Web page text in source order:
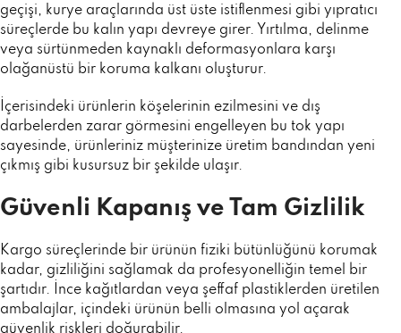
geçişi, kurye araçlarında üst üste istiflenmesi gibi yıpratıcı
süreçlerde bu kalın yapı devreye girer. Yırtılma, delinme
veya sürtünmeden kaynaklı deformasyonlara karşı
olağanüstü bir koruma kalkanı oluşturur.
İçerisindeki ürünlerin köşelerinin ezilmesini ve dış
darbelerden zarar görmesini engelleyen bu tok yapı
sayesinde, ürünleriniz müşterinize üretim bandından yeni
çıkmış gibi kusursuz bir şekilde ulaşır.
Güvenli Kapanış ve Tam Gizlilik
Kargo süreçlerinde bir ürünün fiziki bütünlüğünü korumak
kadar, gizliliğini sağlamak da profesyonelliğin temel bir
şartıdır. İnce kağıtlardan veya şeffaf plastiklerden üretilen
ambalajlar, içindeki ürünün belli olmasına yol açarak
güvenlik riskleri doğurabilir.